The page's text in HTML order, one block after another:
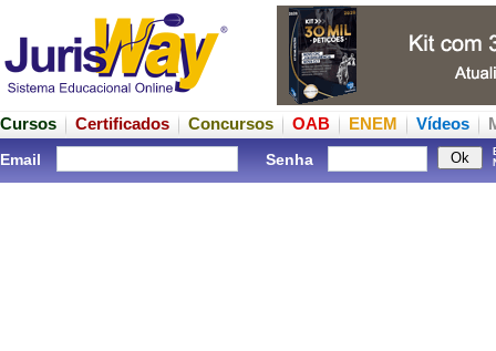
Cursos Certificados Concursos OAB ENEM Vídeos
Email Senha